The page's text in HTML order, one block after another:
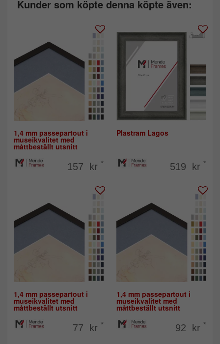
Kunder som köpte denna köpte även:
1,4 mm passepartout i
museikvalitet med
måttbeställt utsnitt
157 kr *
Plastram Lagos
519 kr *
1,4 mm passepartout i
museikvalitet med
måttbeställt utsnitt
77 kr *
1,4 mm passepartout i
museikvalitet med
måttbeställt utsnitt
92 kr *